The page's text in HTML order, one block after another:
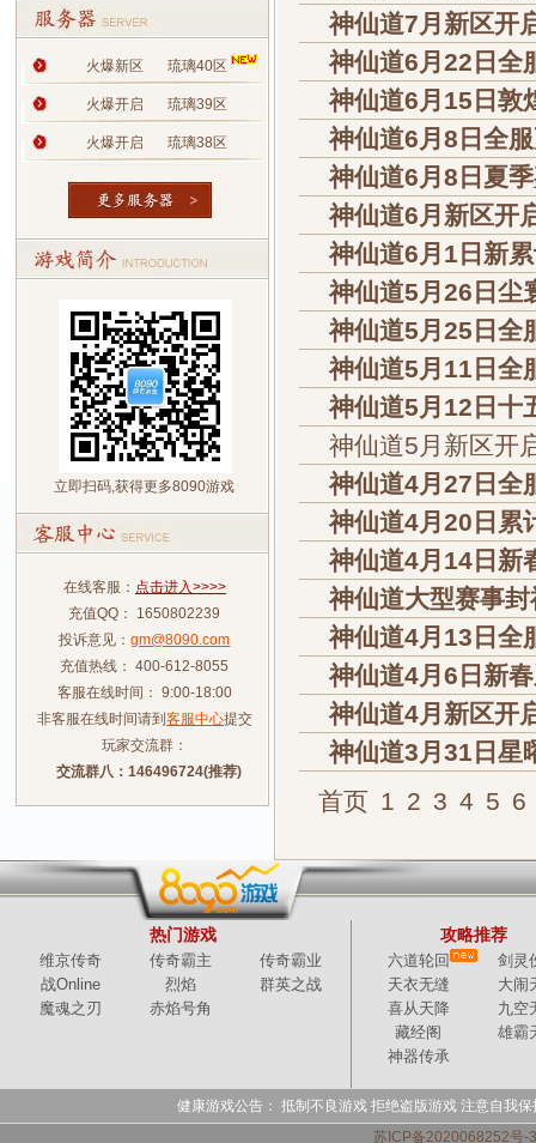
火爆新区 琉璃40区
火爆开启 琉璃39区
火爆开启 琉璃38区
立即扫码,获得更多8090游戏
在线客服： 点击进入>>>>
充值QQ： 1650802239
投诉意见：gm@8090.com
充值热线： 400-612-8055
客服在线时间： 9:00-18:00
非客服在线时间请到 客服中心提交
玩家交流群：
交流群八：146496724(推荐)
神仙道7月新区开
神仙道6月22日全
神仙道6月15日敦
神仙道6月8日全
神仙道6月8日夏
神仙道6月新区开
神仙道6月1日新
神仙道5月26日尘
神仙道5月25日全
神仙道5月11日全
神仙道5月12日十
神仙道5月新区开
神仙道4月27日全
神仙道4月20日累
神仙道4月14日新
神仙道大型赛事
神仙道4月13日全
神仙道4月6日新
神仙道4月新区开
神仙道3月31日星
首页 1 2 3 4 5 6
热门游戏
维京传奇 传奇霸主
传奇霸业
战Online
烈焰
群英之战
魔魂之刃
赤焰号角
攻略推荐
六道轮回
剑灵
天衣无缝
大闹
喜从天降
九空
藏经阁
雄霸
神器传承
健康游戏公告： 抵制不良游戏 拒绝盗版游戏 注意自我
苏ICP备2020068252号-